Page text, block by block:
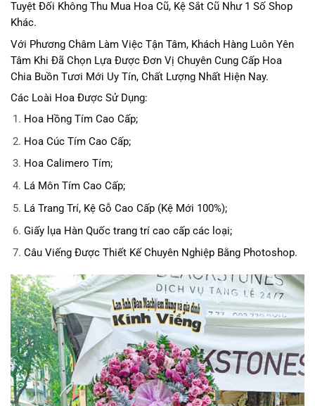
Tuyệt Đối Không Thu Mua Hoa Cũ, Kệ Sắt Cũ Như 1 Số Shop
Khác.
Với Phương Châm Làm Việc Tận Tâm, Khách Hàng Luôn Yên
Tâm Khi Đã Chọn Lựa Được Đơn Vị Chuyên Cung Cấp Hoa
Chia Buồn Tươi Mới Uy Tín, Chất Lượng Nhất Hiện Nay.
Các Loài Hoa Được Sử Dụng:
Hoa Hồng Tím Cao Cấp;
Hoa Cúc Tím Cao Cấp;
Hoa Calimero Tím;
Lá Môn Tím Cao Cấp;
Lá Trang Trí, Kệ Gỗ Cao Cấp (Kệ Mới 100%);
Giấy lụa Hàn Quốc trang trí cao cấp các loại;
Câu Viếng Được Thiết Kế Chuyên Nghiệp Bằng Photoshop.